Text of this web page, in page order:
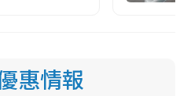
惠情報